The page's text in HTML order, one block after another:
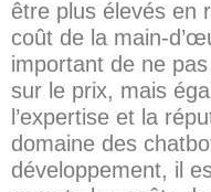
être plus élevés en
coût de la main-
important de ne
sur le prix, mais
l’expertise et la
domaine des
développement, il